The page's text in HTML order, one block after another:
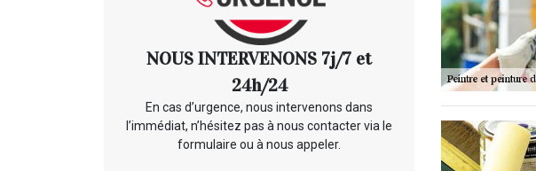
NOUS INTERVENONS 7j/7 et
24h/24
En cas d’urgence, nous intervenons dans
l’immédiat, n’hésitez pas à nous contacter via le
formulaire ou à nous appeler.